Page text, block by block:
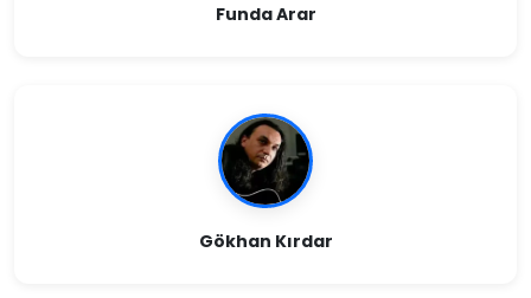
Funda Arar
Gökhan Kırdar